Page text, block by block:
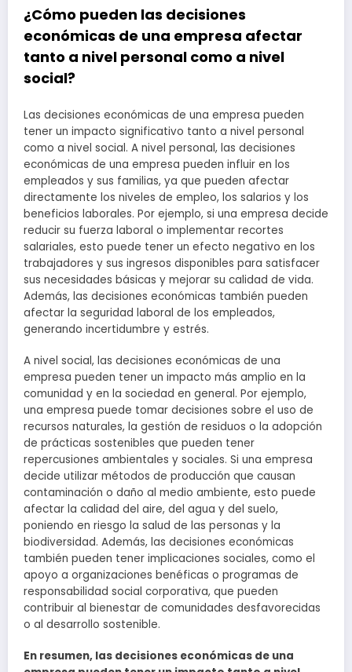
¿Cómo pueden las decisiones
económicas de una empresa afectar
tanto a nivel personal como a nivel
social?
Las decisiones económicas de una empresa pueden
tener un impacto significativo tanto a nivel personal
como a nivel social. A nivel personal, las decisiones
económicas de una empresa pueden influir en los
empleados y sus familias, ya que pueden afectar
directamente los niveles de empleo, los salarios y los
beneficios laborales. Por ejemplo, si una empresa decide
reducir su fuerza laboral o implementar recortes
salariales, esto puede tener un efecto negativo en los
trabajadores y sus ingresos disponibles para satisfacer
sus necesidades básicas y mejorar su calidad de vida.
Además, las decisiones económicas también pueden
afectar la seguridad laboral de los empleados,
generando incertidumbre y estrés.
A nivel social, las decisiones económicas de una
empresa pueden tener un impacto más amplio en la
comunidad y en la sociedad en general. Por ejemplo,
una empresa puede tomar decisiones sobre el uso de
recursos naturales, la gestión de residuos o la adopción
de prácticas sostenibles que pueden tener
repercusiones ambientales y sociales. Si una empresa
decide utilizar métodos de producción que causan
contaminación o daño al medio ambiente, esto puede
afectar la calidad del aire, del agua y del suelo,
poniendo en riesgo la salud de las personas y la
biodiversidad. Además, las decisiones económicas
también pueden tener implicaciones sociales, como el
apoyo a organizaciones benéficas o programas de
responsabilidad social corporativa, que pueden
contribuir al bienestar de comunidades desfavorecidas
o al desarrollo sostenible.
En resumen, las decisiones económicas de una